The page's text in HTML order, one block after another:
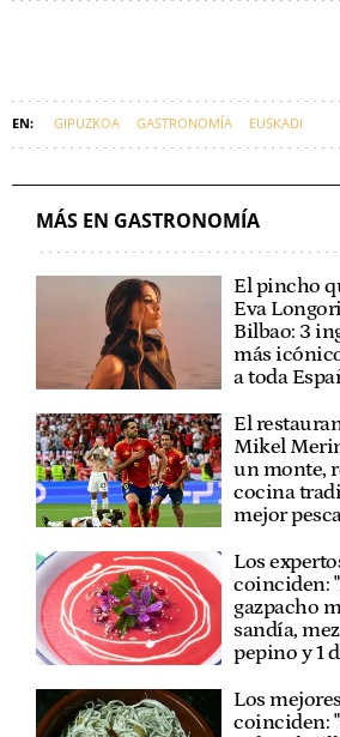
GIPUZKOA GASTRONOMÍA EUSKADI
MÁS EN GASTRONOMÍA
El pincho
Eva
Bilbao: 3
más
a toda
El
Mikel
un monte,
cocina
mejor
Los
coinciden:
gazpacho
sandía,
pepino y 1
Los
coinciden: